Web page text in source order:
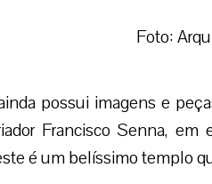
que Jesus recebeu dos
sangue é um rubi”,
o espaço abriga as
e São Lucas, e de